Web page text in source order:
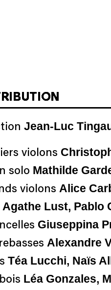
Jean-Luc
violons
solo Mathilde
violons Alice
Agathe Lust, Pablo
Giuseppina
Alexandre
Téa Lucchi, Naïs
Léa Gonzales,